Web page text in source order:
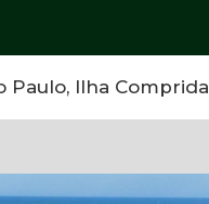
Paulo, Ilha Comprida